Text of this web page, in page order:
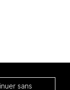
sans